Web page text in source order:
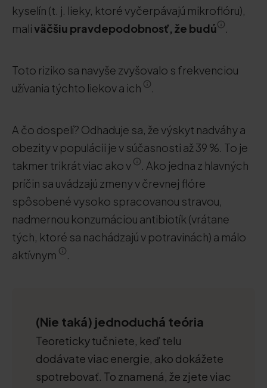
kyselín (t. j. lieky, ktoré vyčerpávajú mikroflóru),
maliväčšiu pravdepodobnosť, že budú .
Toto riziko sa navyše zvyšovalo s frekvenciou
užívania týchto liekov a ich
.
A čo dospelí? Odhaduje sa, že výskyt nadváhy a
obezity v populácii je v súčasnosti až 39 %. To je
takmer trikrát viac ako v
. Ako jedna z hlavných
príčin sa uvádzajú zmeny v črevnej flóre
spôsobené vysoko spracovanou stravou,
nadmernou konzumáciou antibiotík (vrátane
tých, ktoré sa nachádzajú v potravinách) a málo
aktívnym
.
(Nie taká) jednoduchá teória
Teoreticky tučniete, keď telu
dodávate viac energie, ako dokážete
spotrebovať. To znamená, že zjete viac